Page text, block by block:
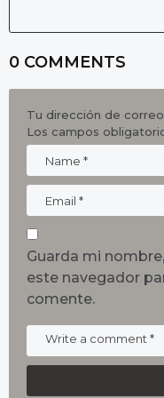
0 COMMENTS
Tu dirección de
Los campos
Guarda mi
este navegador
comente.